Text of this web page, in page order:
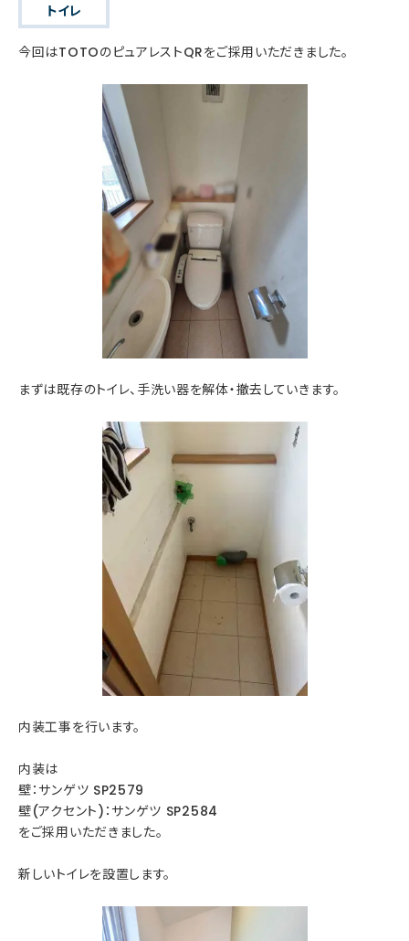
トイレ
今回はTOTOのピュアレストQRをご採用いただきました。
まずは既存のトイレ、手洗い器を解体・撤去していきます。
内装工事を行います。
内装は
壁：サンゲツ SP2579
壁(アクセント)：サンゲツ SP2584
をご採用いただきました。
新しいトイレを設置します。